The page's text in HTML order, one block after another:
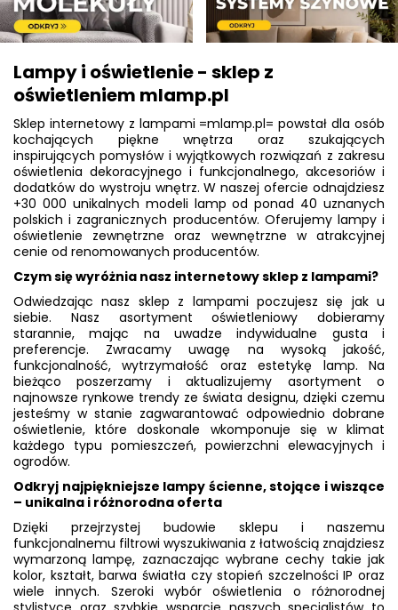
Lampy i oświetlenie - sklep z
oświetleniem mlamp.pl
Sklep internetowy z lampami =mlamp.pl= powstał dla osób
kochających piękne wnętrza oraz szukających
inspirujących pomysłów i wyjątkowych rozwiązań z zakresu
oświetlenia dekoracyjnego i funkcjonalnego, akcesoriów i
dodatków do wystroju wnętrz. W naszej ofercie odnajdziesz
+30 000 unikalnych modeli lamp od ponad 40 uznanych
polskich i zagranicznych producentów. Oferujemy lampy i
oświetlenie zewnętrzne oraz wewnętrzne w atrakcyjnej
cenie od renomowanych producentów.
Czym się wyróżnia nasz internetowy sklep z lampami?
Odwiedzając nasz sklep z lampami poczujesz się jak u
siebie. Nasz asortyment oświetleniowy dobieramy
starannie, mając na uwadze indywidualne gusta i
preferencje. Zwracamy uwagę na wysoką jakość,
funkcjonalność, wytrzymałość oraz estetykę lamp. Na
bieżąco poszerzamy i aktualizujemy asortyment o
najnowsze rynkowe trendy ze świata designu, dzięki czemu
jesteśmy w stanie zagwarantować odpowiednio dobrane
oświetlenie, które doskonale wkomponuje się w klimat
każdego typu pomieszczeń, powierzchni elewacyjnych i
ogrodów.
Odkryj najpiękniejsze lampy ścienne, stojące i wiszące
– unikalna i różnorodna oferta
Dzięki przejrzystej budowie sklepu i naszemu
funkcjonalnemu filtrowi wyszukiwania z łatwością znajdziesz
wymarzoną lampę, zaznaczając wybrane cechy takie jak
kolor, kształt, barwa światła czy stopień szczelności IP oraz
wiele innych. Szeroki wybór oświetlenia o różnorodnej